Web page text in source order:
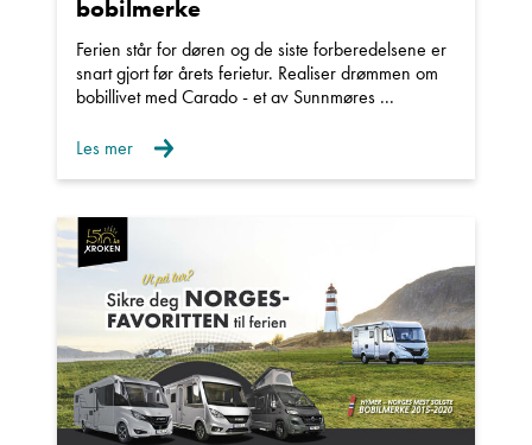
bobilmerke
Ferien står for døren og de siste forberedelsene er
snart gjort før årets ferietur. Realiser drømmen om
bobillivet med Carado - et av Sunnmøres ...
Les mer